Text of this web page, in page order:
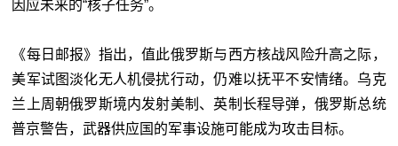
因应未来的“核子任务”。
《每日邮报》指出，值此俄罗斯与西方核战风险升高之际，
美军试图淡化无人机侵扰行动，仍难以抚平不安情绪。乌克
兰上周朝俄罗斯境内发射美制、英制长程导弹，俄罗斯总统
普京警告，武器供应国的军事设施可能成为攻击目标。